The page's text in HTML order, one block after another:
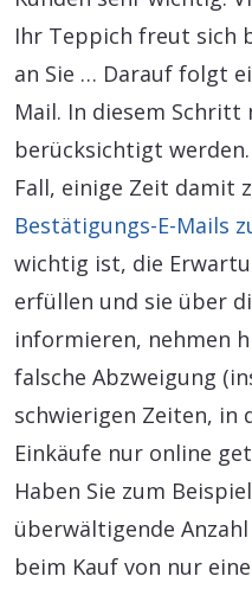
Ihr Teppich freut sich
an Sie … Darauf folgt
Mail. In diesem Schritt
berücksichtigt
Fall, einige Zeit damit
Bestätigungs-E-Mails
wichtig ist, die
erfüllen und sie über
informieren, nehmen
falsche Abzweigung
schwierigen Zeiten, in
Einkäufe nur online
Haben Sie zum
überwältigende
beim Kauf von nur